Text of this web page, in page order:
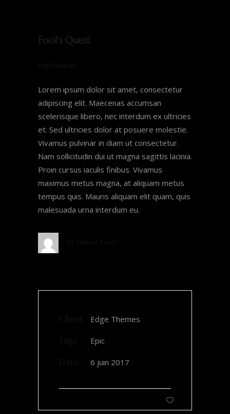
Fool’s Quest
Lorem ipsum dolor sit amet, consectetur
adipiscing elit. Maecenas accumsan
scelerisque libero, nec interdum ex ultricies
et. Sed ultricies dolor at posuere molestie.
Vivamus pulvinar in diam ut consectetur.
Nam sollicitudin dui ut magna sagittis lacinia.
Proin cursus iaculis finibus. Vivamus
maximus metus magna, at aliquam metus
tempus quis. Mauris aliquam elit quam, quis
malesuada urna interdum eu.
Edge Themes
Epic
6 juin 2017